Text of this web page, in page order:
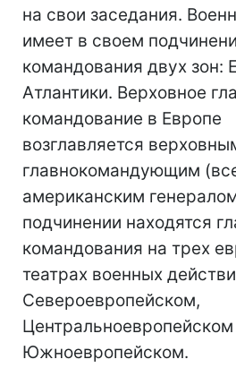
на свои заседания.
имеет в своем
командования двух зон:
Атлантики. Верховное
командование в Европе
возглавляется
главнокомандующим
американским
подчинении находятся
командования на трех
театрах военных
Североевропейском,
Центральноевропейском
Южноевропейском.